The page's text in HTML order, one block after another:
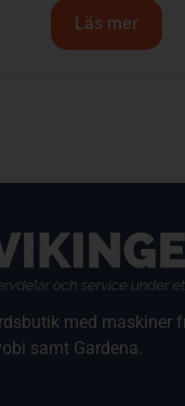
Läs mer
med maskiner
samt Gardena.